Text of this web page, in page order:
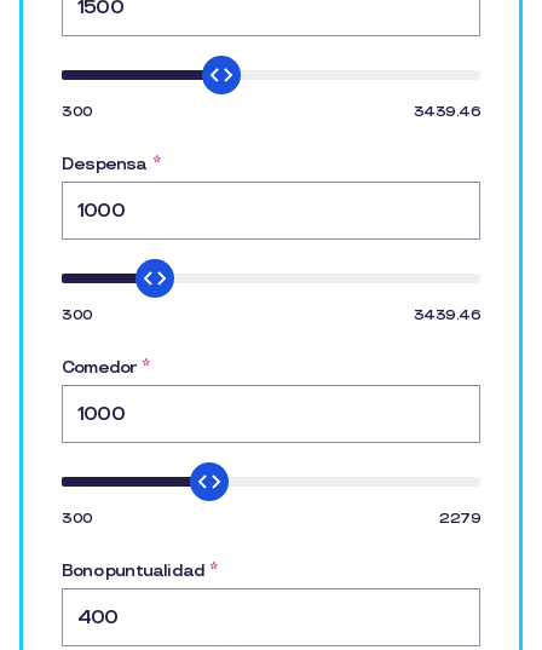
300 3439.46
Despensa *
300 3439.46
Comedor *
300 2279
Bono puntualidad *